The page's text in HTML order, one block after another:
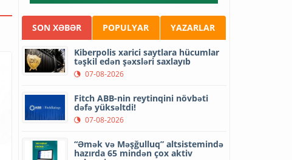
SON XƏBƏR POPULYAR YAZARLAR
Kiberpolis xarici saytlara hücumlar
təşkil edən şəxsləri saxlayıb
07-08-2026
Fitch ABB-nin reytinqini növbəti
dəfə yüksəltdi!
07-08-2026
“Əmək və Məşğulluq” altsistemində
hazırda 65 mindən çox aktiv